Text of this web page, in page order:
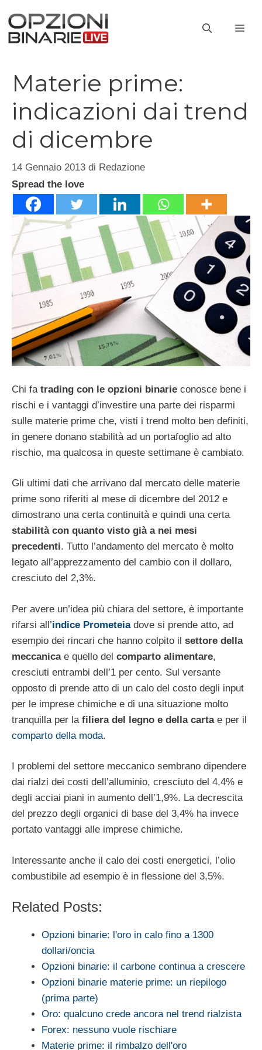
contenuto
Materie prime:
indicazioni dai trend
di dicembre
14 Gennaio 2013 di Redazione
Spread the love
Chi fa trading con le opzioni binarie conosce bene i
rischi e i vantaggi d’investire una parte dei risparmi
sulle materie prime che, visti i trend molto ben definiti,
in genere donano stabilità ad un portafoglio ad alto
rischio, ma qualcosa in queste settimane è cambiato.
Gli ultimi dati che arrivano dal mercato delle materie
prime sono riferiti al mese di dicembre del 2012 e
dimostrano una certa continuità e quindi una certa
stabilità con quanto visto già a nei mesi
precedenti. Tutto l’andamento del mercato è molto
legato all’apprezzamento del cambio con il dollaro,
cresciuto del 2,3%.
Per avere un’idea più chiara del settore, è importante
rifarsi all’indice Prometeiadove si prende atto, ad
esempio dei rincari che hanno colpito il settore della
meccanicae quello del comparto alimentare,
cresciuti entrambi dell’1 per cento. Sul versante
opposto di prende atto di un calo del costo degli input
per le imprese chimiche e di una situazione molto
tranquilla per la filiera del legno e della cartae per il
comparto della moda.
I problemi del settore meccanico sembrano dipendere
dai rialzi dei costi dell’alluminio, cresciuto del 4,4% e
degli acciai piani in aumento dell’1,9%. La decrescita
del prezzo degli organici di base del 3,4% ha invece
portato vantaggi alle imprese chimiche.
Interessante anche il calo dei costi energetici, l’olio
combustibile ad esempio è in flessione del 3,5%.
Related Posts:
Opzioni binarie: l'oro in calo fino a 1300
dollari/oncia
Opzioni binarie: il carbone continua a crescere
Opzioni binarie materie prime: un riepilogo
(prima parte)
Oro: qualcuno crede ancora nel trend rialzista
Forex: nessuno vuole rischiare
Materie prime: il rimbalzo dell'oro